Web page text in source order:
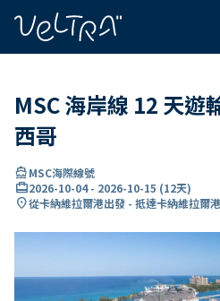
MSC 海岸線 12 天遊
西哥
directions_boatMSC海際線號
card_travel2026-10-04- 2026-10-15 (12天)
location_on從卡納維拉爾港出發 - 抵達卡納維拉爾港